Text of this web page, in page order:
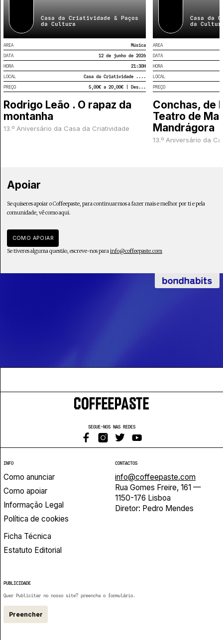
Casa da Criatividade & Paços
da Cultura
AREA
Música
DATA
12 de junho de 2026
HORA
21:30H
LOCAL
Casa da Criatividade ....
PREÇO
5,00€ a 20,00€ | Des...
Rodrigo Leão . O rapaz da
montanha
13.º Aniversário da Casa da Criatividade
Casa da
da
AREA
DATA
HORA
LOCAL
PREÇO
Conchas, de
Teatro de
Mandrágora
13.º Aniversário da
Apoiar
Se quiseres apoiar o Coffeepaste, para continuarmos a fazer mais e melhor por ti e pela
comunidade, vê como aqui.
COMO APOIAR
Se tiveres alguma questão, escreve-nos parainfo@coffeepaste.com
SEGUE-NOS NAS REDES
INFO
Como anunciar
Como apoiar
Informação Legal
Política de cookies
Ficha Técnica
Estatuto Editorial
CONTACTOS
info@coffeepaste.com
Rua Gomes Freire, 161 —
1150-176 Lisboa
Diretor: Pedro Mendes
PUBLICIDADE
Quer Publicitar no nosso site? preencha o formulário.
Preencher